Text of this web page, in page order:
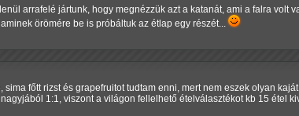
arrafelé jártunk, hogy megnézzük azt a katanát, ami a falra volt
örömére be is próbáltuk az étlap egy részét...
főtt rizst és grapefruitot tudtam enni, mert nem eszek olyan
1:1, viszont a világon fellelhető ételválasztékot kb 15 étel